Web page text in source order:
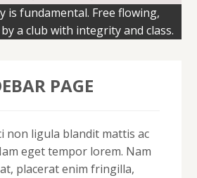
is fundamental. Free flowing,
a club with integrity and class.
PAGE
non ligula blandit mattis ac
eget tempor lorem. Nam
placerat enim fringilla,